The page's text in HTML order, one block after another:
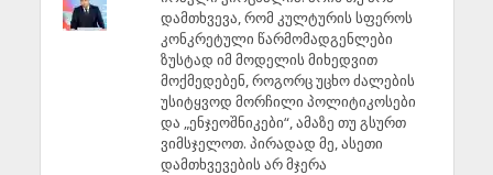
დამთხვევა, რომ კულტურის სფეროს
კონკრეტული წარმომადგენლები
ზუსტად იმ მოდელის მიხედვით
მოქმედებენ, როგორც უცხო ძალების
უსიტყვოდ მორჩილი პოლიტიკოსები
და „ენჯეოშნიკები“, ამაზე თუ გსურთ
ვიმსჯელოთ. პირადად მე, ასეთი
დამთხვევების არ მჯერა